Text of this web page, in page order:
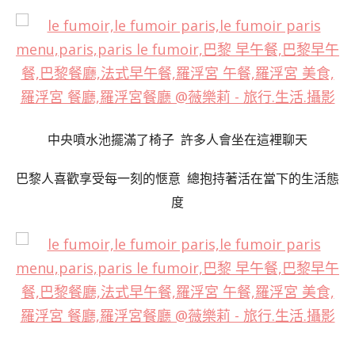
中央噴水池擺滿了椅子 許多人會坐在這裡聊天
巴黎人喜歡享受每一刻的愜意 總抱持著活在當下的生活態
度